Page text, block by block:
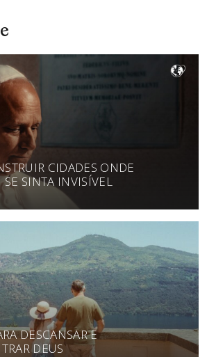
CIDADES ONDE
SINTA INVISÍVEL
DESCANSAR E
DEUS